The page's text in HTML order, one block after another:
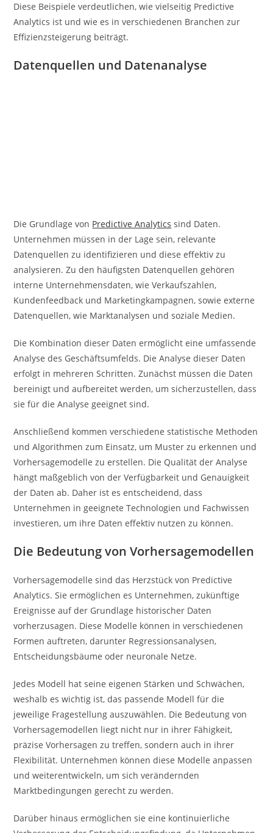
Diese Beispiele verdeutlichen, wie vielseitig Predictive
Analytics ist und wie es in verschiedenen Branchen zur
Effizienzsteigerung beiträgt.
Datenquellen und Datenanalyse
Die Grundlage von Predictive Analytics sind Daten.
Unternehmen müssen in der Lage sein, relevante
Datenquellen zu identifizieren und diese effektiv zu
analysieren. Zu den häufigsten Datenquellen gehören
interne Unternehmensdaten, wie Verkaufszahlen,
Kundenfeedback und Marketingkampagnen, sowie externe
Datenquellen, wie Marktanalysen und soziale Medien.
Die Kombination dieser Daten ermöglicht eine umfassende
Analyse des Geschäftsumfelds. Die Analyse dieser Daten
erfolgt in mehreren Schritten. Zunächst müssen die Daten
bereinigt und aufbereitet werden, um sicherzustellen, dass
sie für die Analyse geeignet sind.
Anschließend kommen verschiedene statistische Methoden
und Algorithmen zum Einsatz, um Muster zu erkennen und
Vorhersagemodelle zu erstellen. Die Qualität der Analyse
hängt maßgeblich von der Verfügbarkeit und Genauigkeit
der Daten ab. Daher ist es entscheidend, dass
Unternehmen in geeignete Technologien und Fachwissen
investieren, um ihre Daten effektiv nutzen zu können.
Die Bedeutung von Vorhersagemodellen
Vorhersagemodelle sind das Herzstück von Predictive
Analytics. Sie ermöglichen es Unternehmen, zukünftige
Ereignisse auf der Grundlage historischer Daten
vorherzusagen. Diese Modelle können in verschiedenen
Formen auftreten, darunter Regressionsanalysen,
Entscheidungsbäume oder neuronale Netze.
Jedes Modell hat seine eigenen Stärken und Schwächen,
weshalb es wichtig ist, das passende Modell für die
jeweilige Fragestellung auszuwählen. Die Bedeutung von
Vorhersagemodellen liegt nicht nur in ihrer Fähigkeit,
präzise Vorhersagen zu treffen, sondern auch in ihrer
Flexibilität. Unternehmen können diese Modelle anpassen
und weiterentwickeln, um sich verändernden
Marktbedingungen gerecht zu werden.
Darüber hinaus ermöglichen sie eine kontinuierliche